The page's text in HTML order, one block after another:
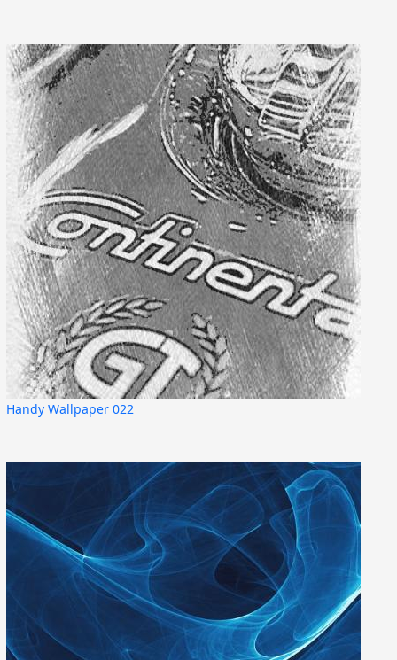
Handy Wallpaper 022